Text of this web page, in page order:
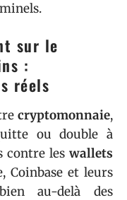
sur le
:
réels
cryptomonnaie,
ou double à
contre les wallets
Coinbase et leurs
au-delà des